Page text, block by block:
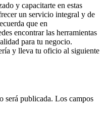
y capacitarte en estas
un servicio integral y de
que en
encontrar las herramientas
para tu negocio.
y lleva tu oficio al siguiente
será publicada. Los campos